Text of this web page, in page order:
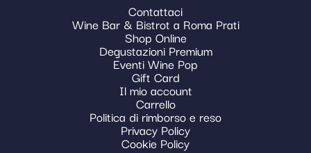
Contattaci
Wine Bar & Bistrot a Roma Prati
Shop Online
Degustazioni Premium
Eventi Wine Pop
Gift Card
Il mio account
Carrello
Politica di rimborso e reso
Privacy Policy
Cookie Policy